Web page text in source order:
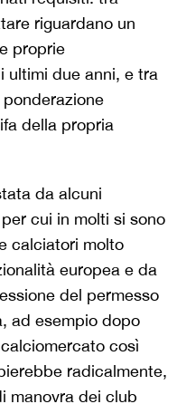
riguardano un
proprie
ultimi due anni, e tra
ponderazione
della propria
da alcuni
cui in molti si sono
calciatori molto
europea e da
del permesso
ad esempio dopo
così
radicalmente,
manovra dei club